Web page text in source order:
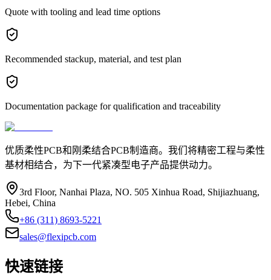
Quote with tooling and lead time options
Recommended stackup, material, and test plan
Documentation package for qualification and traceability
优质柔性PCB和刚柔结合PCB制造商。我们将精密工程与柔性
基材相结合，为下一代紧凑型电子产品提供动力。
3rd Floor, Nanhai Plaza, NO. 505 Xinhua Road, Shijiazhuang,
Hebei, China
+86 (311) 8693-5221
sales@flexipcb.com
快速链接